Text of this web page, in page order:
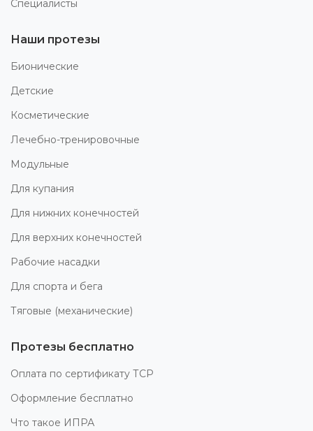
Специалисты
Наши протезы
Бионические
Детские
Косметические
Лечебно-тренировочные
Модульные
Для купания
Для нижних конечностей
Для верхних конечностей
Рабочие насадки
Для спорта и бега
Тяговые (механические)
Протезы бесплатно
Оплата по сертификату ТСР
Оформление бесплатно
Что такое ИПРА